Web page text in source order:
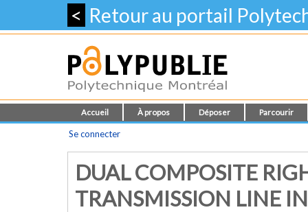
< Retour au portail
Accueil À propos Déposer Parcourir
Se connecter
DUAL COMPOSITE
TRANSMISSION LINE